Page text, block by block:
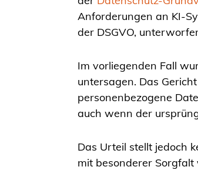
Anforderungen an KI-
der DSGVO,
Im vorliegenden Fall
untersagen. Das
personenbezogene
auch wenn der
Das Urteil stellt jedoch
mit besonderer Sorgfalt